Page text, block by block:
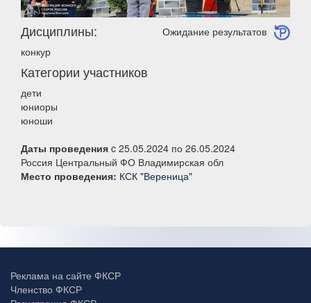
Ожидание результатов
Дисциплины:
конкур
Категории участников
дети
юниоры
юноши
Даты проведения c 25.05.2024 по 26.05.2024
Россия Центральный ФО Владимирская обл
Место проведения: КСК "Вереница"
Реклама на сайте ФКСР
Членство ФКСР